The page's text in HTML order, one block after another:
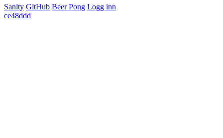
Sanity GitHub Beer Pong Logg inn
ce48ddd